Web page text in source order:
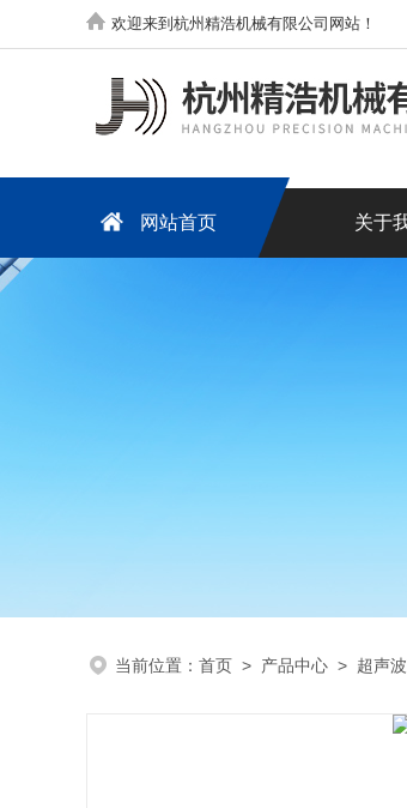
欢迎来到杭州精浩机械有限公司网站！
网站首页 关于
当前位置： 首页 > 产品中心 > 超声